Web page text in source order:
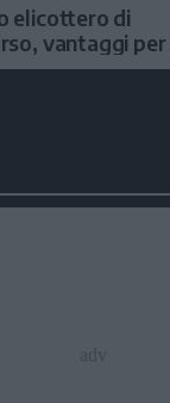
elicottero di
vantaggi per
in alta quota